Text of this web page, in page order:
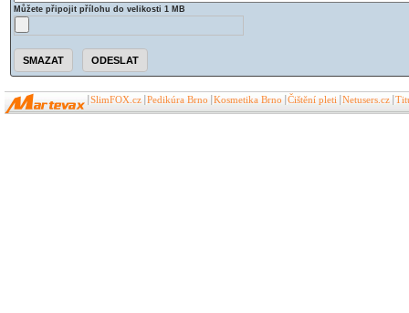
Můžete připojit přílohu do velikosti 1 MB
SlimFOX.cz Pedikúra Brno Kosmetika Brno Čištění pleti Netusers.cz